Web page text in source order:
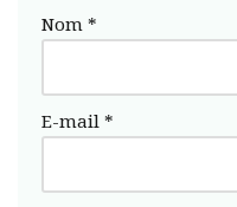
Nom *
E-mail *